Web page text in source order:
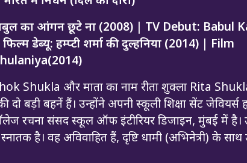
का आंगन छूटे ना (2008) | TV Debut: Babul
डेब्यू: हम्प्टी शर्मा की दुल्हनिया (2014) | Film
Shukla और माता का नाम रीता शुक्ला Rita
दो बड़ी बहनें हैं। उन्होंने अपनी स्कूली शिक्षा सेंट जेवियर्स
रचना संसद स्कूल ऑफ इंटीरियर डिजाइन, मुंबई में है।
स्नातक है। वह अविवाहित हैं, दृष्टि धामी (अभिनेत्री) के